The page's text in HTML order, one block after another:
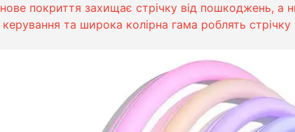
покриття захищає стрічку від пошкоджень, а
та широка колірна гама роблять